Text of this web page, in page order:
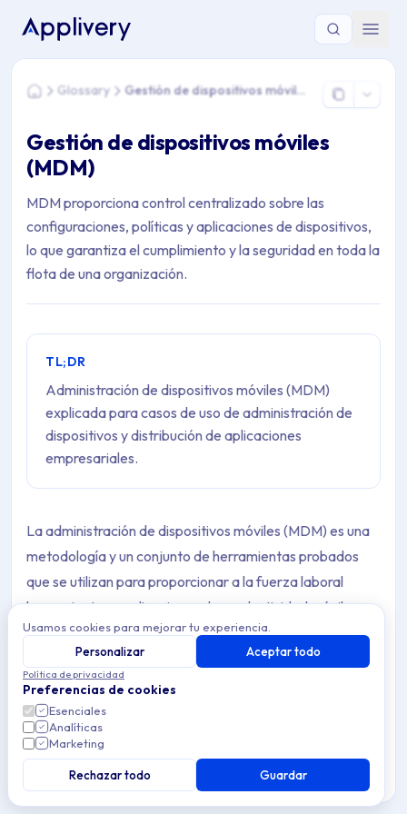
Estás aquí: Home > Glossary > Gestión de dispositivos
HomeGlossary Gestión de dispositivos móviles (MDM)
Gestión de dispositivos móviles
(MDM)
MDM proporciona control centralizado sobre las
configuraciones, políticas y aplicaciones de dispositivos,
lo que garantiza el cumplimiento y la seguridad en toda la
flota de una organización.
TL;DR
Administración de dispositivos móviles (MDM)
explicada para casos de uso de administración de
dispositivos y distribución de aplicaciones
empresariales.
La administración de dispositivos móviles (MDM) es una
metodología y un conjunto de herramientas probados
que se utilizan para proporcionar a la fuerza laboral
herramientas y aplicaciones de productividad móviles
mientras se mantienen seguros los datos corporativos.
¿Te resultó útil esta página?
Usamos cookies para mejorar tu experiencia.
Personalizar
Aceptar todo
Política de privacidad
Preferencias de cookies
Esenciales
Analíticas
Marketing
Rechazar todo Guardar